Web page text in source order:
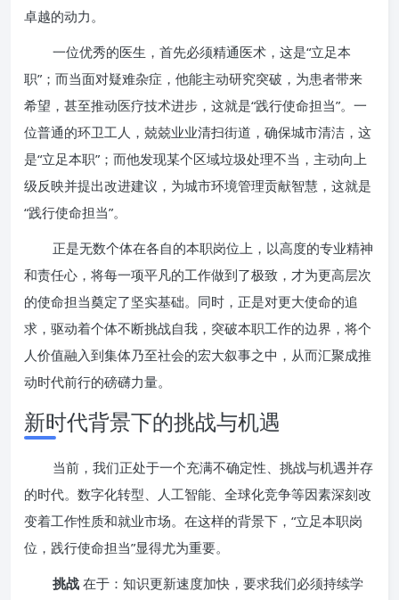
卓越的动力。
一位优秀的医生，首先必须精通医术，这是“立足本
职”；而当面对疑难杂症，他能主动研究突破，为患者带来
希望，甚至推动医疗技术进步，这就是“践行使命担当”。一
位普通的环卫工人，兢兢业业清扫街道，确保城市清洁，这
是“立足本职”；而他发现某个区域垃圾处理不当，主动向上
级反映并提出改进建议，为城市环境管理贡献智慧，这就是
“践行使命担当”。
正是无数个体在各自的本职岗位上，以高度的专业精神
和责任心，将每一项平凡的工作做到了极致，才为更高层次
的使命担当奠定了坚实基础。同时，正是对更大使命的追
求，驱动着个体不断挑战自我，突破本职工作的边界，将个
人价值融入到集体乃至社会的宏大叙事之中，从而汇聚成推
动时代前行的磅礴力量。
新时代背景下的挑战与机遇
当前，我们正处于一个充满不确定性、挑战与机遇并存
的时代。数字化转型、人工智能、全球化竞争等因素深刻改
变着工作性质和就业市场。在这样的背景下，“立足本职岗
位，践行使命担当”显得尤为重要。
挑战 在于：知识更新速度加快，要求我们必须持续学